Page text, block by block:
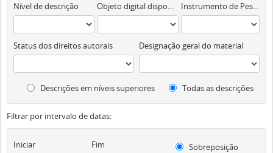
Nível de descrição Objeto digital disponível Instrumento de Pesquisa
Status dos direitos autorais Designação geral do material
Descrições em níveis superiores Todas as descrições
Filtrar por intervalo de datas:
Iniciar Fim
Sobreposição